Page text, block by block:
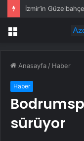
Menü
Anasayfa / Haber
Haber
sürüyor